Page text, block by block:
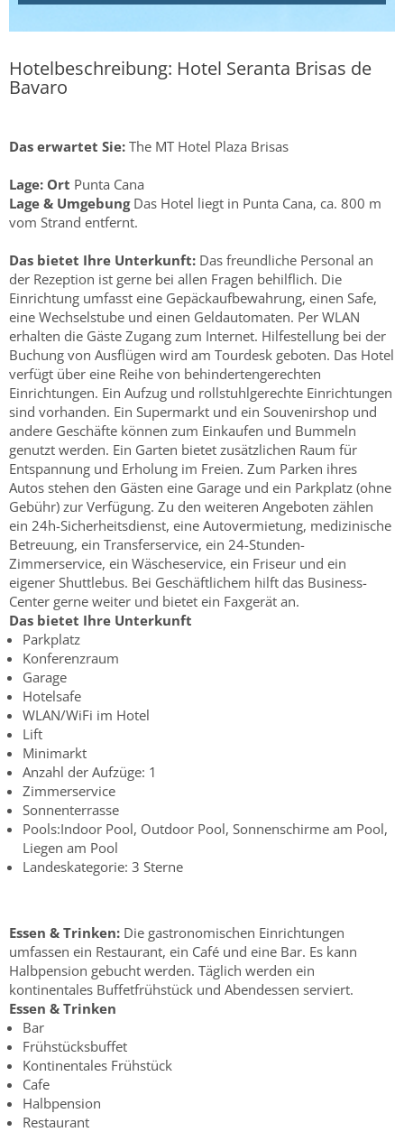
Hotelbeschreibung: Hotel Seranta Brisas de
Bavaro
Das erwartet Sie: The MT Hotel Plaza Brisas
Lage: Ort Punta Cana
Lage & UmgebungDas Hotel liegt in Punta Cana, ca. 800 m
vom Strand entfernt.
Das bietet Ihre Unterkunft: Das freundliche Personal an
der Rezeption ist gerne bei allen Fragen behilflich. Die
Einrichtung umfasst eine Gepäckaufbewahrung, einen Safe,
eine Wechselstube und einen Geldautomaten. Per WLAN
erhalten die Gäste Zugang zum Internet. Hilfestellung bei der
Buchung von Ausflügen wird am Tourdesk geboten. Das Hotel
verfügt über eine Reihe von behindertengerechten
Einrichtungen. Ein Aufzug und rollstuhlgerechte Einrichtungen
sind vorhanden. Ein Supermarkt und ein Souvenirshop und
andere Geschäfte können zum Einkaufen und Bummeln
genutzt werden. Ein Garten bietet zusätzlichen Raum für
Entspannung und Erholung im Freien. Zum Parken ihres
Autos stehen den Gästen eine Garage und ein Parkplatz (ohne
Gebühr) zur Verfügung. Zu den weiteren Angeboten zählen
ein 24h-Sicherheitsdienst, eine Autovermietung, medizinische
Betreuung, ein Transferservice, ein 24-Stunden-
Zimmerservice, ein Wäscheservice, ein Friseur und ein
eigener Shuttlebus. Bei Geschäftlichem hilft das Business-
Center gerne weiter und bietet ein Faxgerät an.
Das bietet Ihre Unterkunft
Parkplatz
Konferenzraum
Garage
Hotelsafe
WLAN/WiFi im Hotel
Lift
Minimarkt
Anzahl der Aufzüge: 1
Zimmerservice
Sonnenterrasse
Pools:Indoor Pool, Outdoor Pool, Sonnenschirme am Pool,
Liegen am Pool
Landeskategorie: 3 Sterne
Essen & Trinken: Die gastronomischen Einrichtungen
umfassen ein Restaurant, ein Café und eine Bar. Es kann
Halbpension gebucht werden. Täglich werden ein
kontinentales Buffetfrühstück und Abendessen serviert.
Essen & Trinken
Bar
Frühstücksbuffet
Kontinentales Frühstück
Cafe
Halbpension
Restaurant